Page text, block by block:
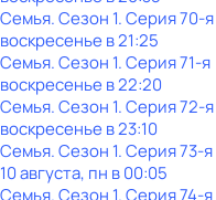
Семья. Сезон 1. Серия 70-я
воскресенье в21:25
Семья. Сезон 1. Серия 71-я
воскресенье в22:20
Семья. Сезон 1. Серия 72-я
воскресенье в23:10
Семья. Сезон 1. Серия 73-я
10 августа, пн в 00:05
Семья. Сезон 1. Серия 74-я